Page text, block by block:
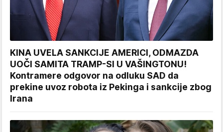
KINA UVELA SANKCIJE AMERICI, ODMAZDA
UOČI SAMITA TRAMP-SI U VAŠINGTONU!
Kontramere odgovor na odluku SAD da
prekine uvoz robota iz Pekinga i sankcije zbog
Irana